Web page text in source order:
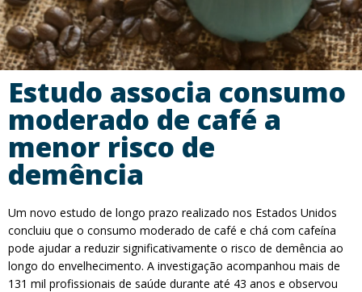
Estudo associa consumo
moderado de café a
menor risco de
demência
Um novo estudo de longo prazo realizado nos Estados Unidos
concluiu que o consumo moderado de café e chá com cafeína
pode ajudar a reduzir significativamente o risco de demência ao
longo do envelhecimento. A investigação acompanhou mais de
131 mil profissionais de saúde durante até 43 anos e observou